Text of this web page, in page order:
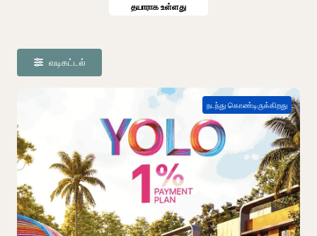
தயாராக உள்ளது
வடிகட்டல்
நடந்து கொண்டிருக்கிறது